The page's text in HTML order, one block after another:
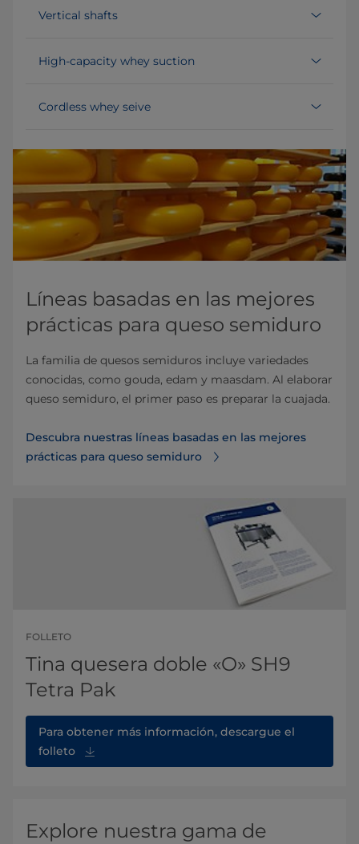
Vertical shafts
High-capacity whey suction
Cordless whey seive
Líneas basadas en las mejores
prácticas para queso semiduro
La familia de quesos semiduros incluye variedades
conocidas, como gouda, edam y maasdam. Al elaborar
queso semiduro, el primer paso es preparar la cuajada.
Descubra nuestras líneas basadas en las mejores
prácticas para queso semiduro
FOLLETO
Tina quesera doble «O» SH9
Tetra Pak
Para obtener más información, descargue el
folleto
Explore nuestra gama de